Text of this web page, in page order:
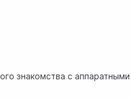
знакомства с аппаратными